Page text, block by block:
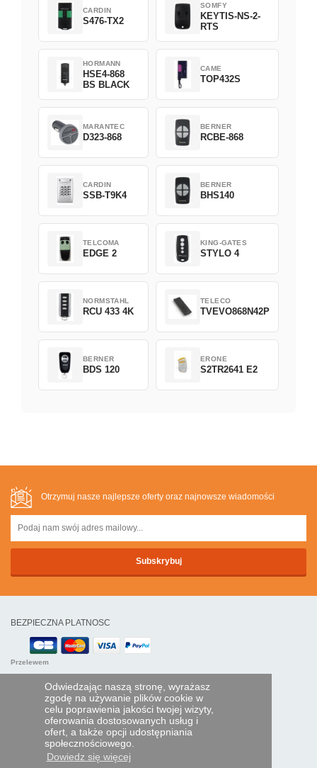
Odwiedzając naszą stronę, wyrażasz
zgodę na używanie plików cookie w
celu poprawienia jakości twojej wizyty,
oferowania dostosowanych usług i
ofert, a także opcji udostępniania
społecznościowego.
Dowiedz się więcej
CARDIN
S476-TX2
SOMFY
KEYTIS-NS-2-
RTS
HORMANN
HSE4-868
BS BLACK
CAME
TOP432S
MARANTEC
D323-868
BERNER
RCBE-868
CARDIN
SSB-T9K4
BERNER
BHS140
TELCOMA
EDGE 2
KING-GATES
STYLO 4
NORMSTAHL
RCU 433 4K
TELECO
TVEVO868N42P
BERNER
BDS 120
ERONE
S2TR2641 E2
Otrzymuj nasze najlepsze oferty oraz najnowsze wiadomości
BEZPIECZNA PLATNOSC
Przelewem
POMOC I USŁUGI
Śledź swoje zamówienie
PILOTY EXPRESS
Kim jesteśmy?